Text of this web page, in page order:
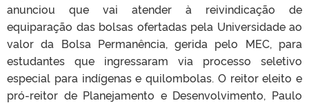
anunciou que vai atender à reivindicação de
equiparação das bolsas ofertadas pela Universidade ao
valor da Bolsa Permanência, gerida pelo MEC, para
estudantes que ingressaram via processo seletivo
especial para indígenas e quilombolas. O reitor eleito e
pró-reitor de Planejamento e Desenvolvimento, Paulo